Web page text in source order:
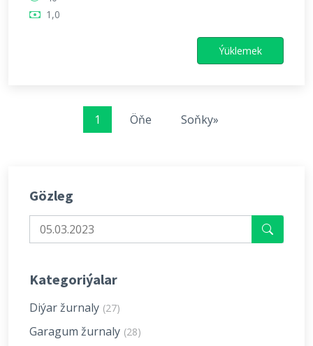
1,0
Ýüklemek
1 Öňe Soňky»
Gözleg
Kategoriýalar
Diýar žurnaly (27)
Garagum žurnaly (28)